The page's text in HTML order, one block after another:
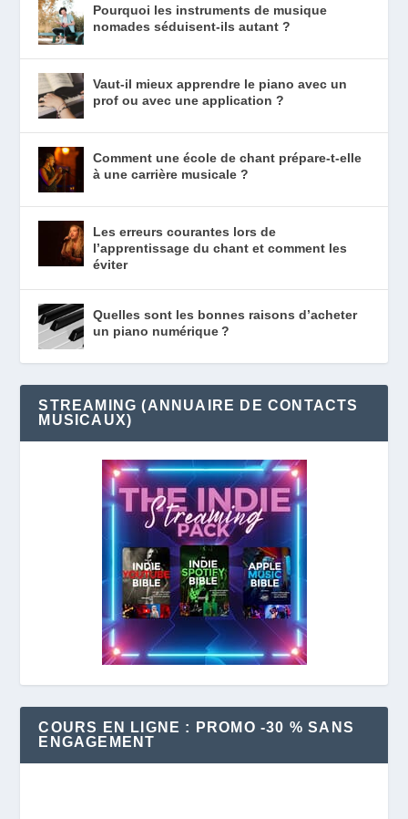
Pourquoi les instruments de musique
nomades séduisent-ils autant ?
Vaut-il mieux apprendre le piano avec un
prof ou avec une application ?
Comment une école de chant prépare-t-elle
à une carrière musicale ?
Les erreurs courantes lors de
l’apprentissage du chant et comment les
éviter
Quelles sont les bonnes raisons d’acheter
un piano numérique ?
STREAMING (ANNUAIRE DE CONTACTS
MUSICAUX)
COURS EN LIGNE : PROMO -30 % SANS
ENGAGEMENT